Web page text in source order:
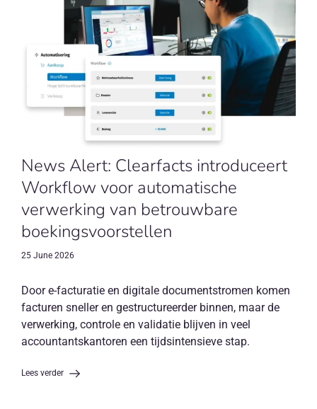
News Alert: Clearfacts introduceert
Workflow voor automatische
verwerking van betrouwbare
boekingsvoorstellen
25 June 2026
Door e-facturatie en digitale documentstromen komen
facturen sneller en gestructureerder binnen, maar de
verwerking, controle en validatie blijven in veel
accountantskantoren een tijdsintensieve stap.
Lees verder